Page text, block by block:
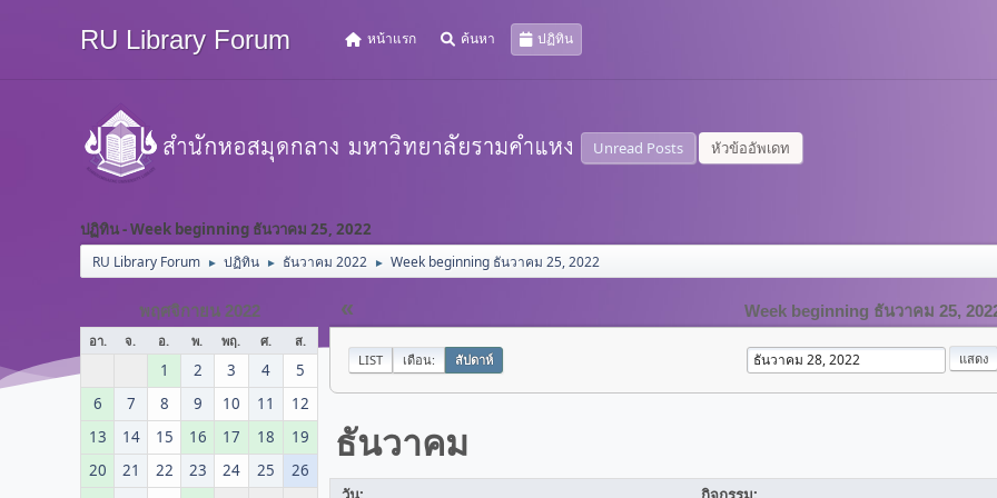
RU Library Forum หน้าแรก ค้นหา ปฏิทิน
Unread Posts หัวข้ออัพเดท
ปฏิทิน - Week beginning ธันวาคม 25, 2022
RU Library Forum ► ปฏิทิน ► ธันวาคม 2022 ► Week beginning ธันวาคม 25, 2022
พฤศจิกายน 2022
อา. จ. อ. พ. พฤ. ศ. ส.
1 2 3 4
5
6
7 8 9 10 11
12
13
14 15 16 17 18
19
20
21 22 23 24 25
26
« Week beginning ธันวาคม 25,
LIST เดือน: สัปดาห์
ธันวาคม